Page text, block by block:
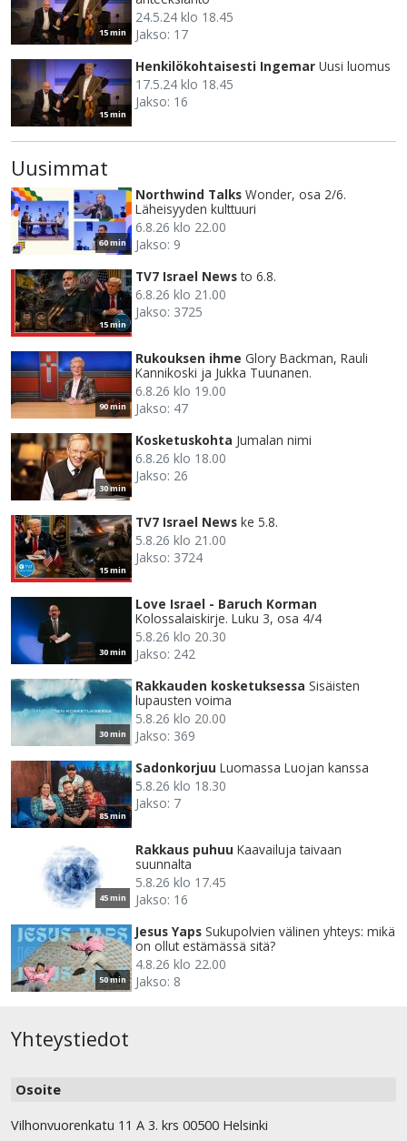
15 min
24.5.24 klo 18.45
Jakso: 17
15 min
Henkilökohtaisesti Ingemar Uusi luomus
17.5.24 klo 18.45
Jakso: 16
Uusimmat
60 min
Northwind Talks Wonder, osa 2/6.
Läheisyyden kulttuuri
6.8.26 klo 22.00
Jakso: 9
15 min
TV7 Israel News to 6.8.
6.8.26 klo 21.00
Jakso: 3725
90 min
Rukouksen ihme Glory Backman, Rauli
Kannikoski ja Jukka Tuunanen.
6.8.26 klo 19.00
Jakso: 47
30 min
Kosketuskohta Jumalan nimi
6.8.26 klo 18.00
Jakso: 26
15 min
TV7 Israel News ke 5.8.
5.8.26 klo 21.00
Jakso: 3724
30 min
Love Israel - Baruch Korman
Kolossalaiskirje. Luku 3, osa 4/4
5.8.26 klo 20.30
Jakso: 242
30 min
Rakkauden kosketuksessa Sisäisten
lupausten voima
5.8.26 klo 20.00
Jakso: 369
85 min
Sadonkorjuu Luomassa Luojan kanssa
5.8.26 klo 18.30
Jakso: 7
45 min
Rakkaus puhuu Kaavailuja taivaan
suunnalta
5.8.26 klo 17.45
Jakso: 16
50 min
Jesus Yaps Sukupolvien välinen yhteys: mikä
on ollut estämässä sitä?
4.8.26 klo 22.00
Jakso: 8
Yhteystiedot
Osoite
Vilhonvuorenkatu 11 A 3. krs 00500 Helsinki